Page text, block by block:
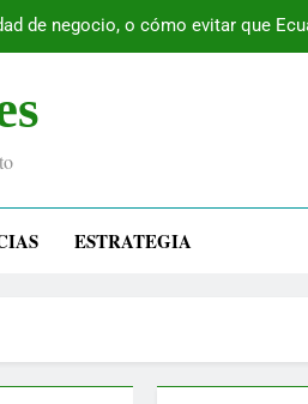
de negocio, o cómo evitar que
ESTRATEGIA